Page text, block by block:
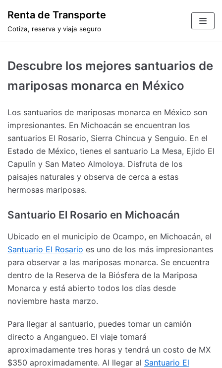
Saltar
al
Renta de Transporte
Cotiza, reserva y viaja seguro
Descubre los mejores santuarios de
mariposas monarca en México
Los santuarios de mariposas monarca en México son
impresionantes. En Michoacán se encuentran los
santuarios El Rosario, Sierra Chincua y Senguio. En el
Estado de México, tienes el santuario La Mesa, Ejido El
Capulín y San Mateo Almoloya. Disfruta de los
paisajes naturales y observa de cerca a estas
hermosas mariposas.
Santuario El Rosario en Michoacán
Ubicado en el municipio de Ocampo, en Michoacán, el
Santuario El Rosario es uno de los más impresionantes
para observar a las mariposas monarca. Se encuentra
dentro de la Reserva de la Biósfera de la Mariposa
Monarca y está abierto todos los días desde
noviembre hasta marzo.
Para llegar al santuario, puedes tomar un camión
directo a Angangueo. El viaje tomará
aproximadamente tres horas y tendrá un costo de MX
$350 aproximadamente. Al llegar al Santuario El